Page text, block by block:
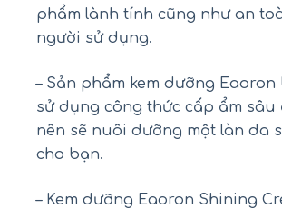
phẩm lành tính cũng như an
người sử dụng.
– Sản phẩm kem dưỡng Eaoron
sử dụng công thức cấp ẩm sâu
nên sẽ nuôi dưỡng một làn da
cho bạn.
– Kem dưỡng Eaoron Shining